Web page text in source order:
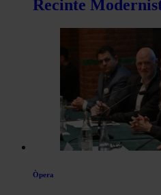
Recinte
Òpera